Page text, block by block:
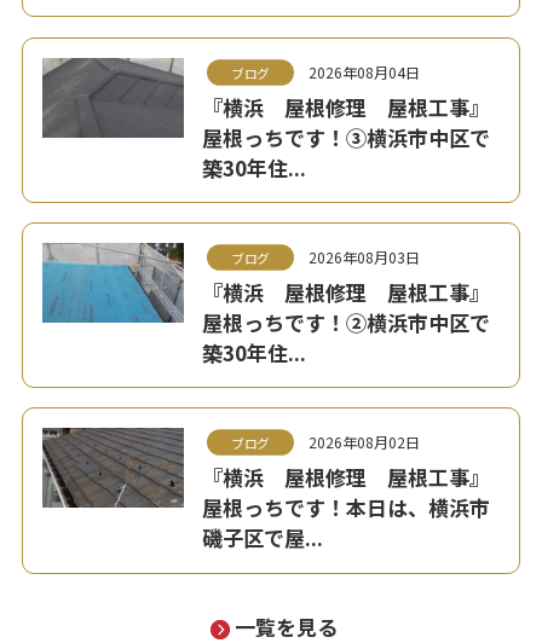
ブログ 2026年08月04日
『横浜 屋根修理 屋根工事』
屋根っちです！③横浜市中区で
築30年住...
ブログ 2026年08月03日
『横浜 屋根修理 屋根工事』
屋根っちです！②横浜市中区で
築30年住...
ブログ 2026年08月02日
『横浜 屋根修理 屋根工事』
屋根っちです！本日は、横浜市
磯子区で屋...
一覧を見る